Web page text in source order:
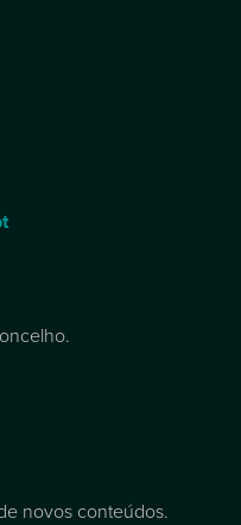
novos conteúdos.